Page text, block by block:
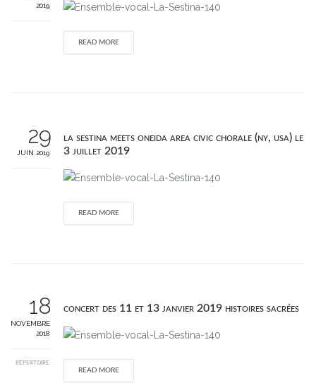
2019
READ MORE
29
JUIN 2019
la sestina meets oneida area civic chorale (ny, usa) le
3 juillet 2019
READ MORE
18
NOVEMBRE
2018
RÉPERTOIRE
concert des 11 et 13 janvier 2019 histoires sacrées
READ MORE